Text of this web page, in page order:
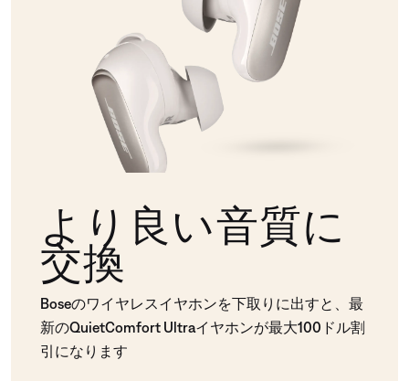
より良い音質に
交換
Boseのワイヤレスイヤホンを下取りに出すと、最
新のQuietComfort Ultraイヤホンが最大100ドル割
引になります